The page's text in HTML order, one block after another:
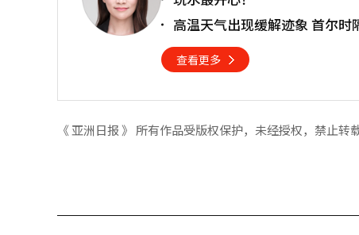
高温天气出现缓解迹象 首尔时
查看更多
《 亚洲日报 》 所有作品受版权保护，未经授权，禁止转载